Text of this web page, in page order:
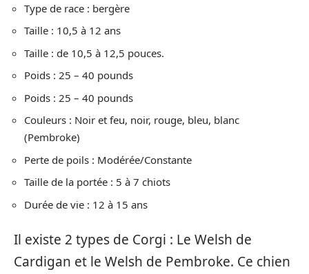
Type de race : bergère
Taille : 10,5 à 12 ans
Taille : de 10,5 à 12,5 pouces.
Poids : 25 – 40 pounds
Poids : 25 – 40 pounds
Couleurs : Noir et feu, noir, rouge, bleu, blanc
(Pembroke)
Perte de poils : Modérée/Constante
Taille de la portée : 5 à 7 chiots
Durée de vie : 12 à 15 ans
Il existe 2 types de Corgi : Le Welsh de
Cardigan et le Welsh de Pembroke. Ce chien